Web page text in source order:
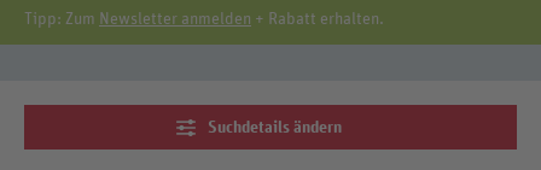
Tipp: Zum Newsletter anmelden + Rabatt erhalten.
Suchdetails ändern